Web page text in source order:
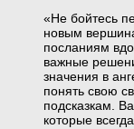
«Не бойтесь
новым
посланиям
важные
значения в
понять свою
подсказкам.
которые